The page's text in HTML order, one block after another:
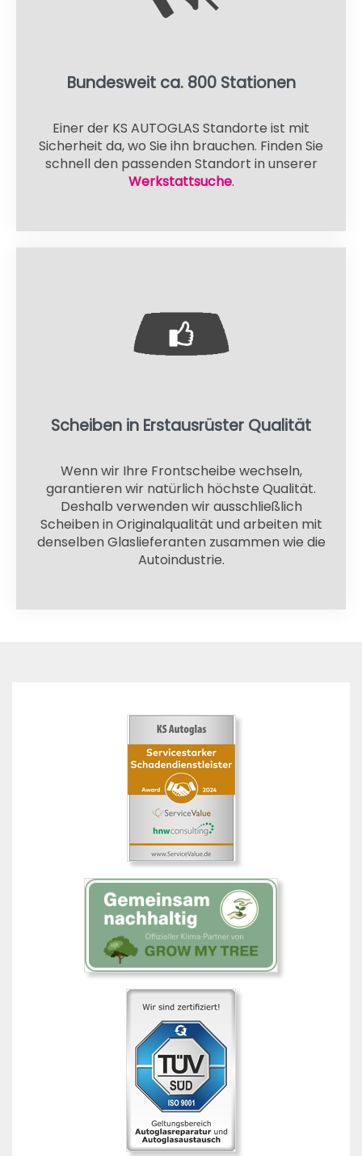
Bundesweit ca. 800 Stationen
Einer der KS AUTOGLAS Standorte ist mit
Sicherheit da, wo Sie ihn brauchen. Finden Sie
schnell den passenden Standort in unserer
Werkstattsuche.
Scheiben in Erstausrüster Qualität
Wenn wir Ihre Frontscheibe wechseln,
garantieren wir natürlich höchste Qualität.
Deshalb verwenden wir ausschließlich
Scheiben in Originalqualität und arbeiten mit
denselben Glaslieferanten zusammen wie die
Autoindustrie.